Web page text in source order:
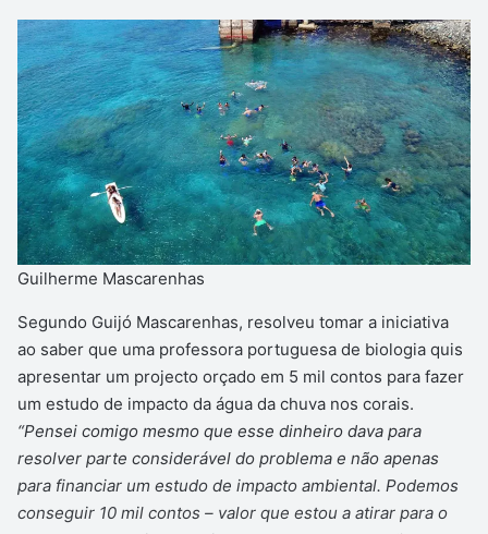
Guilherme Mascarenhas
Segundo Guijó Mascarenhas, resolveu tomar a iniciativa
ao saber que uma professora portuguesa de biologia quis
apresentar um projecto orçado em 5 mil contos para fazer
um estudo de impacto da água da chuva nos corais.
“Pensei comigo mesmo que esse dinheiro dava para
resolver parte considerável do problema e não apenas
para financiar um estudo de impacto ambiental. Podemos
conseguir 10 mil contos – valor que estou a atirar para o